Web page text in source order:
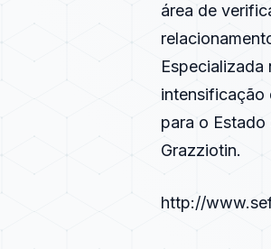
área de
Especializada
intensificação
para o Estado
Grazziotin.
http://